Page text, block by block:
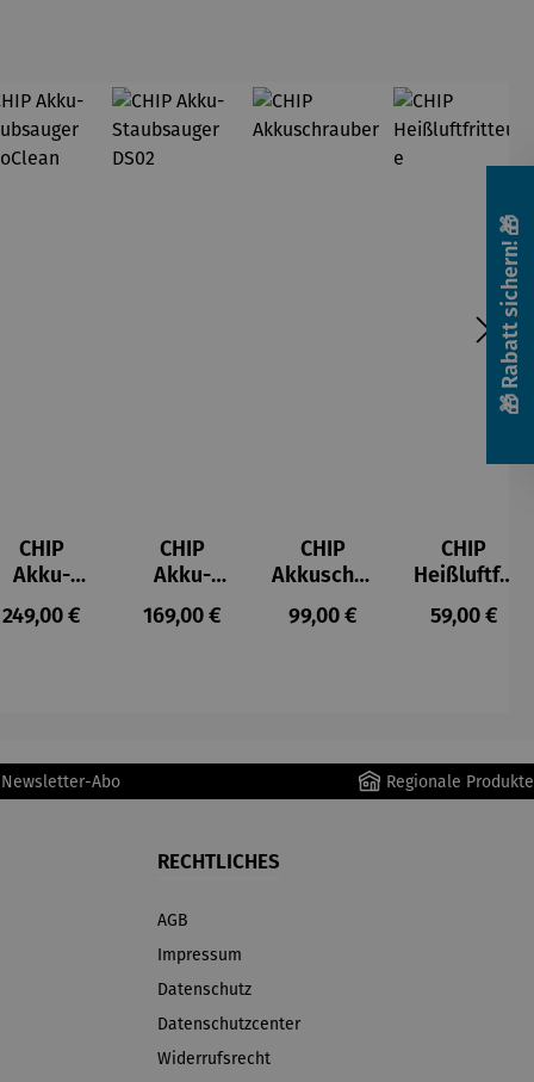
CHIP
Akku-
ger
Regulärer Preis:
249,00 €
CHIP
Akku-
Staubsau
ger DS02
Regulärer Preis:
169,00 €
CHIP
Akkuschra
uber
Regulärer Preis:
99,00 €
CHIP
Heißluftfri
tteuse
Regulärer
59,00 €
Abo Regionale Produkte
RECHTLICHES
AGB
Impressum
Datenschutz
Datenschutzcenter
Widerrufsrecht
🎁 Rabatt sichern! 🎁